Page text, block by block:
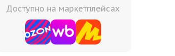
Доступно на маркетплейсах